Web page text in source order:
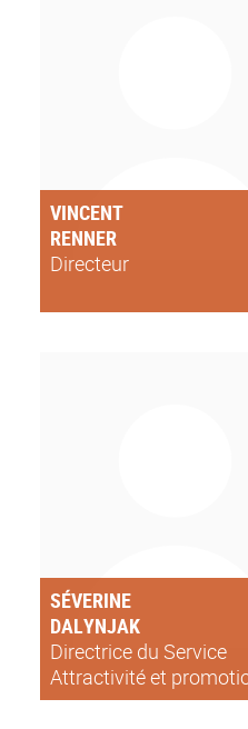
VINCENT
RENNER
Directeur
SÉVERINE
DALYNJAK
Directrice du Service
Attractivité et
internationale de